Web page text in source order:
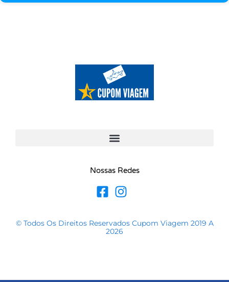
Nossas Redes
© Todos Os Direitos Reservados Cupom Viagem 2019 A
2026